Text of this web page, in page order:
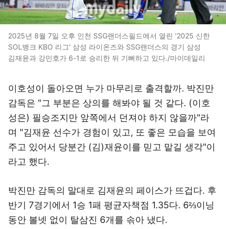
2025년 8월 7일 오후 인천 SSG랜더스필드에서 열린 '2025 신한
SOL뱅크 KBO 리그' 삼성 라이온즈와 SSG랜더스의 경기 삼성
김재윤과 강민호가 6-1로 승리한 뒤 기뻐하고 있다./마이데일리
이호성이 돌아오면 누가 마무리로 출격할까. 박진만
감독은 "그 부분은 상의를 해봐야 될 것 같다. (이호
성은) 필승조지만 앞쪽에서 던져야 하지 않을까"라
며 "김재윤 선수가 경험이 있고, 또 좋은 모습을 보여
주고 있어서 당분간 (김)재윤이를 믿고 맡길 생각"이
라고 했다.
박진만 감독의 말대로 김재윤의 페이스가 뜨겁다. 후
반기 7경기에서 1승 1패 평균자책점 1.35다. 6⅔이닝
동안 볼넷 없이 탈삼진 6개를 솎아 냈다.